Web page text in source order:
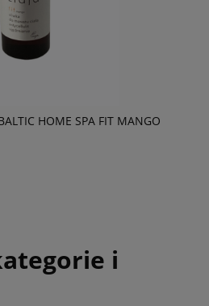
HOME SPA FIT MANGO
do koszyka
i